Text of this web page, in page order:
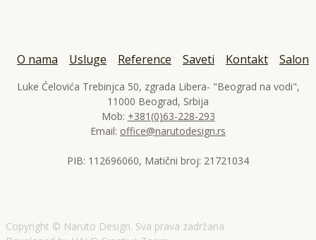
O nama Usluge Reference Saveti Kontakt Salon
Luke Ćelovića Trebinjca 50, zgrada Libera- "Beograd na vodi",
11000 Beograd, Srbija
Mob: +381(0)63-228-293
Email:
PIB: 112696060, Matični broj: 21721034
Copyright © Naruto Design. Sva prava zadržana